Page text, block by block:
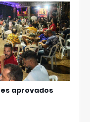
aprovados